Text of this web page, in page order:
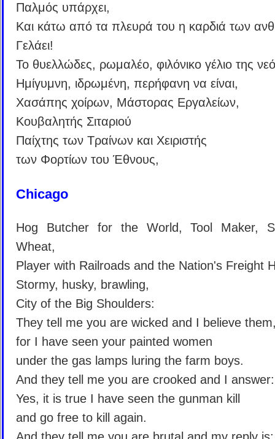
Παλμός υπάρχει,
Και κάτω από τα πλευρά του η καρδιά των
Γελάει!
Το θυελλώδες, ρωμαλέο, φιλόνικο γέλιο της
Ημίγυμνη, ιδρωμένη, περήφανη να είναι,
Χασάπης χοίρων, Μάστορας Εργαλείων,
Κουβαλητής Σιταριού
Παίχτης των Τραίνων και Χειριστής
των Φορτίων του Έθνους,
Chicago
Hog Butcher for the World, Tool Maker,
Wheat,
Player with Railroads and the Nation's Freight
Stormy, husky, brawling,
City of the Big Shoulders:
They tell me you are wicked and I believe
for I have seen your painted women
under the gas lamps luring the farm boys.
And they tell me you are crooked and I answer:
Yes, it is true I have seen the gunman kill
and go free to kill again.